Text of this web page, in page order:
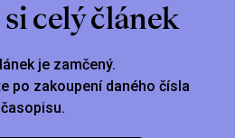
celý článek
je zamčený.
po zakoupení daného čísla
časopisu.